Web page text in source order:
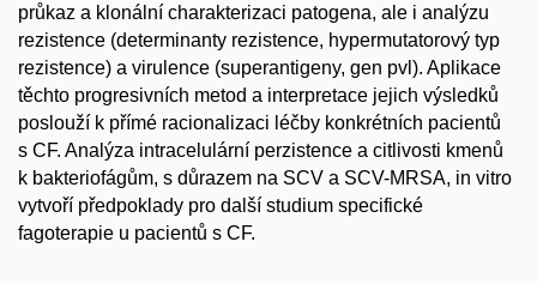
průkaz a klonální charakterizaci patogena, ale i analýzu
rezistence (determinanty rezistence, hypermutatorový typ
rezistence) a virulence (superantigeny, gen pvl). Aplikace
těchto progresivních metod a interpretace jejich výsledků
poslouží k přímé racionalizaci léčby konkrétních pacientů
s CF. Analýza intracelulární perzistence a citlivosti kmenů
k bakteriofágům, s důrazem na SCV a SCV-MRSA, in vitro
vytvoří předpoklady pro další studium specifické
fagoterapie u pacientů s CF.